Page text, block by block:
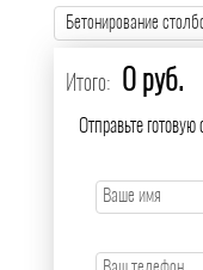
Итого: 0 руб.
Отправьте